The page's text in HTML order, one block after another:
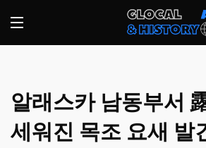
알래스카 남동부서
세워진 목조 요새 발